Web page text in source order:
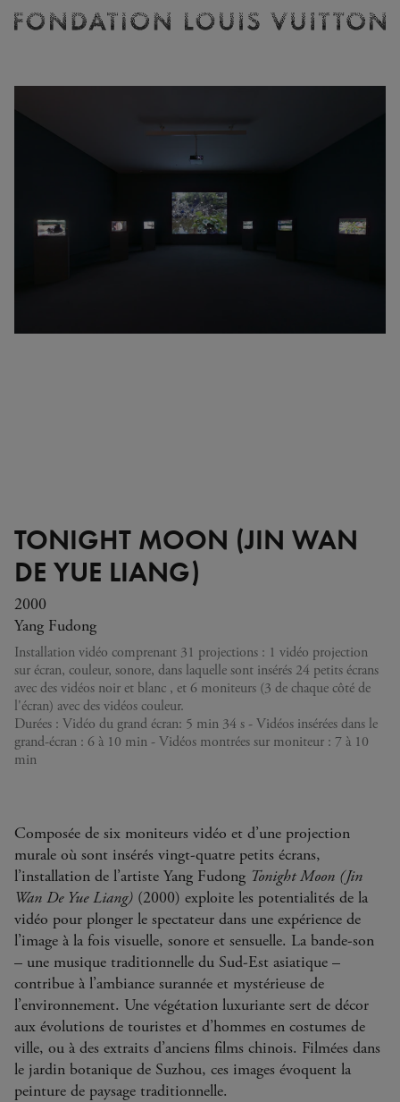
Vuitton
TONIGHT MOON (JIN WAN
DE YUE LIANG)
2000
Yang Fudong
Installation vidéo comprenant 31 projections : 1 vidéo projection
sur écran, couleur, sonore, dans laquelle sont insérés 24 petits écrans
avec des vidéos noir et blanc , et 6 moniteurs (3 de chaque côté de
l'écran) avec des vidéos couleur.
Durées : Vidéo du grand écran: 5 min 34 s - Vidéos insérées dans le
grand-écran : 6 à 10 min - Vidéos montrées sur moniteur : 7 à 10
min
Composée de six moniteurs vidéo et d’une projection
murale où sont insérés vingt-quatre petits écrans,
l’installation de l’artiste Yang Fudong Tonight Moon (Jin
Wan De Yue Liang) (2000) exploite les potentialités de la
vidéo pour plonger le spectateur dans une expérience de
l’image à la fois visuelle, sonore et sensuelle. La bande-son
– une musique traditionnelle du Sud-Est asiatique –
contribue à l’ambiance surannée et mystérieuse de
l’environnement. Une végétation luxuriante sert de décor
aux évolutions de touristes et d’hommes en costumes de
ville, ou à des extraits d’anciens films chinois. Filmées dans
le jardin botanique de Suzhou, ces images évoquent la
peinture de paysage traditionnelle.
Billetterie